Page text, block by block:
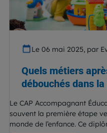
Le 06 mai 2025, par
Quels métiers
débouchés dans
Le CAP Accompagnant
souvent la première étape
monde de l’enfance. Ce